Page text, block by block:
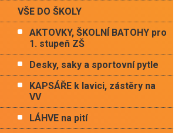
VŠE DO ŠKOLY
AKTOVKY, ŠKOLNÍ BATOHY pro
1. stupeň ZŠ
Desky, saky a sportovní pytle
KAPSÁŘE k lavici, zástěry na
VV
LÁHVE na pití